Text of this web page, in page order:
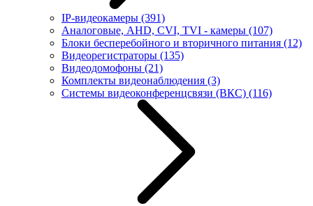
IP-видеокамеры (391)
Аналоговые, AHD, CVI, TVI - камеры (107)
Блоки бесперебойного и вторичного питания (12)
Видеорегистраторы (135)
Видеодомофоны (21)
Комплекты видеонаблюдения (3)
Системы видеоконференцсвязи (ВКС) (116)